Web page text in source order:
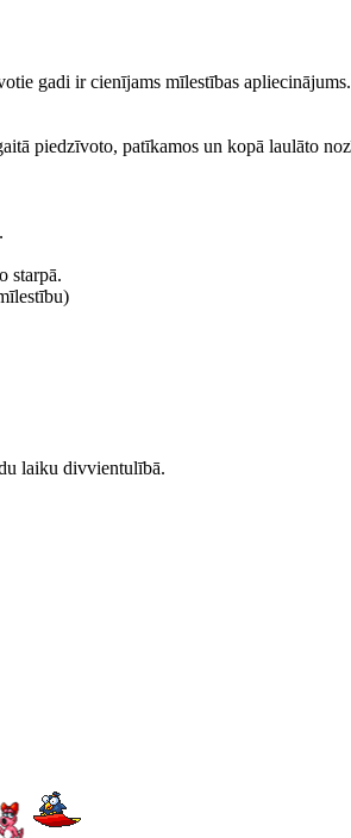
gadi ir cienījams mīlestības apliecinājums.
piedzīvoto, patīkamos un kopā laulāto
starpā.
laiku divvientulībā.